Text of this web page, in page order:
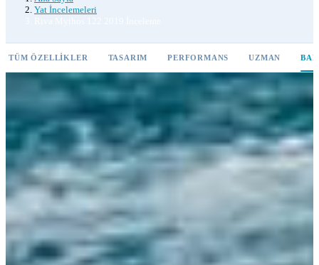
Yat İncelemeleri
TÜM ÖZELLIKLER TASARIM PERFORMANS UZMAN